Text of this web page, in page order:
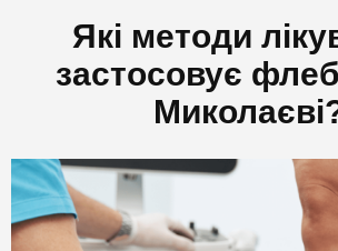
Які методи
застосовує